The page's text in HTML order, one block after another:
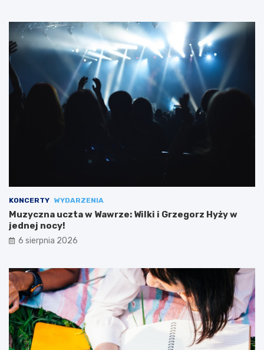
KONCERTY WYDARZENIA
Muzyczna uczta w Wawrze: Wilki i Grzegorz Hyży w
jednej nocy!
6 sierpnia 2026